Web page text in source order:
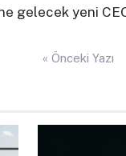
gelecek yeni
« Önceki Yazı